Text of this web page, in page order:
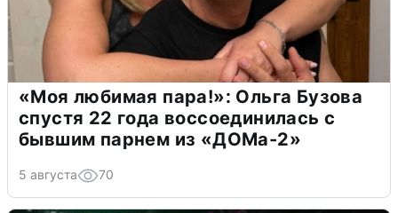
«Моя любимая пара!»: Ольга Бузова
спустя 22 года воссоединилась с
бывшим парнем из «ДОМа-2»
5 августа 70